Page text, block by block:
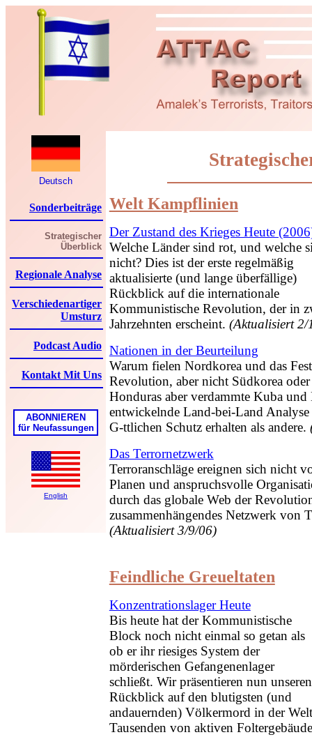
Deutsch
Sonderbeiträge
Strategischer
Überblick
Regionale Analyse
Verschiedenartiger
Umsturz
Podcast Audio
Kontakt Mit Uns
ABONNIEREN
für Neufassungen
English
Welt Kampflinien
Der Zustand des Krieges Heute
Welche Länder sind rot, und welche
nicht? Dies ist der erste regelmäßig
aktualisierte (und lange überfällige)
Rückblick auf die internationale
Kommunistische Revolution, der in
Jahrzehnten erscheint. (Aktualisiert 2/
Nationen in der Beurteilung
Warum fielen Nordkorea und das
Revolution, aber nicht Südkorea
Honduras aber verdammte Kuba und
entwickelnde Land-bei-Land
G-ttlichen Schutz erhalten als andere.
Das Terrornetzwerk
Terroranschläge ereignen sich nicht
Planen und anspruchsvolle
durch das globale Web der
zusammenhängendes Netzwerk von
(Aktualisiert 3/9/06)
Feindliche Greueltaten
Konzentrationslager Heute
Bis heute hat der Kommunistische
Block noch nicht einmal so getan als
ob er ihr riesiges System der
mörderischen Gefangenenlager
schließt. Wir präsen­tieren nun unseren
Rückblick auf den blutigsten (und
andauernden) Völkermord in der
Tausenden von aktiven